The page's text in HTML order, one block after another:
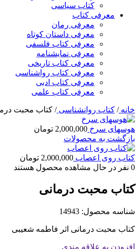
کتاب سیاسی
معرفی کتاب
معرفی رمان
معرفی داستان کوتاه
معرفی کتاب فلسفی
معرفی نمایشنامه
معرفی کتاب تاریخی
معرفی کتاب رواشناسی
معرفی کتاب ادبی
معرفی کتاب علمی
خانه/ کتاب روانشناسی/ کتاب محبت
هوسهای سرخ 2,000,000 تومان
بازگشت به محصولات
کتاب روی اعصاب 2,000,000 تومان
0 نفر در حال مشاهده محصول هستند
کتاب محبت درمانی
شناسه محصول: 14943
کتاب محبت درمانی اثر فاطمه شعیبی
افزودن به علاقه مندی